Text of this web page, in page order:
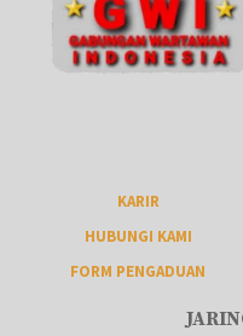
KARIR
HUBUNGI KAMI
FORM PENGADUAN